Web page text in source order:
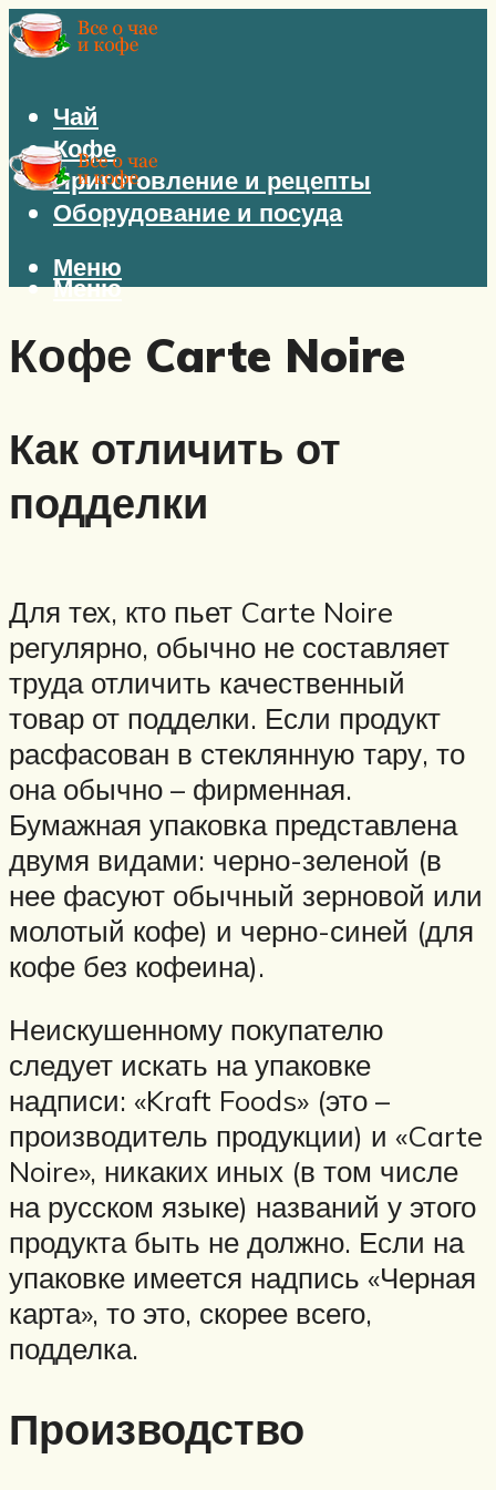
Чай
Кофе
Приготовление и рецепты
Оборудование и посуда
Меню
Меню
Кофе Carte Noire
Как отличить от
подделки
Для тех, кто пьет Carte Noire
регулярно, обычно не составляет
труда отличить качественный
товар от подделки. Если продукт
расфасован в стеклянную тару, то
она обычно – фирменная.
Бумажная упаковка представлена
двумя видами: черно-зеленой (в
нее фасуют обычный зерновой или
молотый кофе) и черно-синей (для
кофе без кофеина).
Неискушенному покупателю
следует искать на упаковке
надписи: «Kraft Foods» (это –
производитель продукции) и «Carte
Noire», никаких иных (в том числе
на русском языке) названий у этого
продукта быть не должно. Если на
упаковке имеется надпись «Черная
карта», то это, скорее всего,
подделка.
Производство